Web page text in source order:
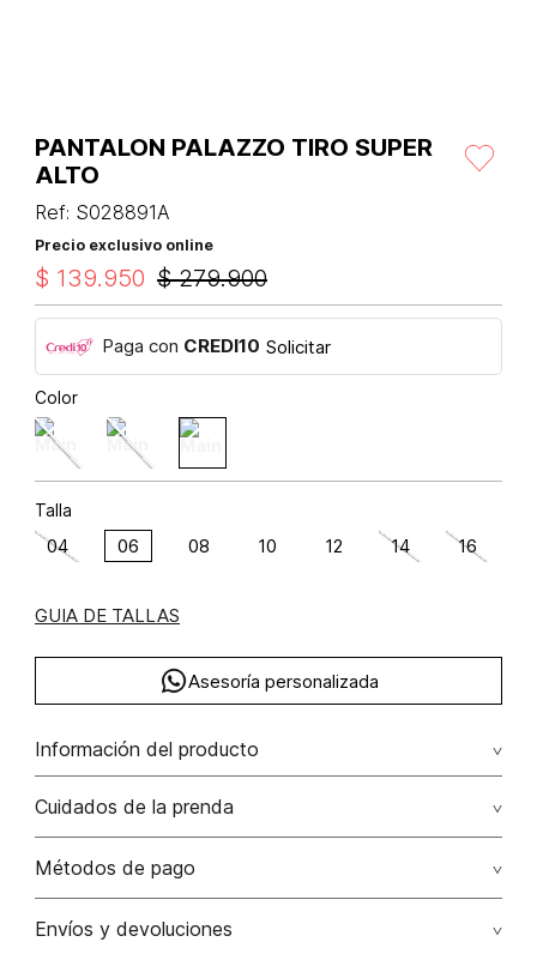
PANTALON PALAZZO TIRO SUPER
ALTO
Ref: S028891A
Precio exclusivo online
$ 279.900
$ 139.950
Paga con CREDI10 Solicitar
Color
Talla
04 06 08 10 12 14 16
GUIA DE TALLAS
Asesoría personalizada
Información del producto
poliéster 92% elastano 8% 92.00% poliéster/polyester8.00%
elastano/elastane
Cuidados de la prenda
No dejar en remojo /lavar por separado / no utilizar
Métodos de pago
Tarjetas de crédito: Visa, Dinners, Master Card y American
Envíos y devoluciones